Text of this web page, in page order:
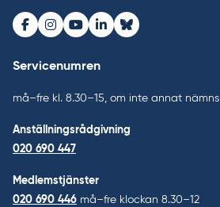
Facebook
Instagram
Youtube
LinkedInBluesky
Servicenumren
må–fre kl. 8.30–15, om inte annat nämns
Anställningsrådgivning
020 690 447
Medlemstjänster
020 690 446 må–fre klockan 8.30–12